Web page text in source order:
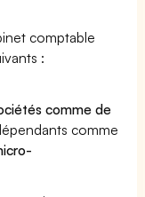
comptable
:
comme de
comme